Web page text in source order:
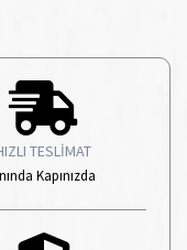
TESLİMAT
Kapınızda